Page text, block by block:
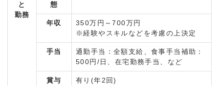
と
勤務
態
年収
350万円～700万円
※経験やスキルなどを考慮の上決定
手当
通勤手当：全額支給、食事手当補助：
500円/日、在宅勤務手当、など
賞与 有り(年2回)